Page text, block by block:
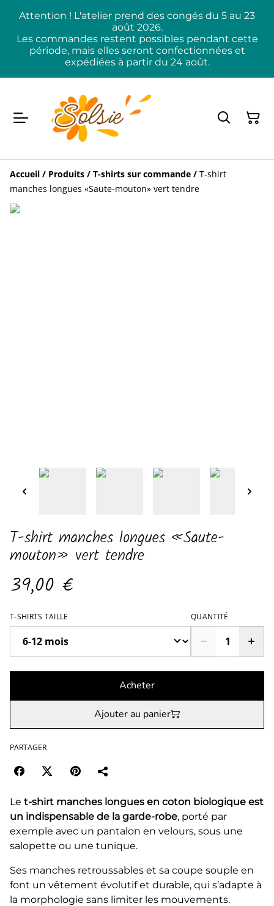
Attention ! L'atelier prend des congés du 5 au 23
août 2026.
Les commandes restent possibles pendant cette
période, mais elles seront confectionnées et
expédiées à partir du 24 août.
Accueil / Produits / T-shirts sur commande / T-shirt
manches longues «Saute-mouton» vert tendre
T-shirt manches longues «Saute-
mouton» vert tendre
39,00 €
T-SHIRTS TAILLE QUANTITÉ
Acheter
Ajouter au panier
PARTAGER
Le t-shirt manches longues en coton biologique est
un indispensable de la garde-robe, porté par
exemple avec un pantalon en velours, sous une
salopette ou une tunique.
Ses manches retroussables et sa coupe souple en
font un vêtement évolutif et durable, qui s’adapte à
la morphologie sans limiter les mouvements.